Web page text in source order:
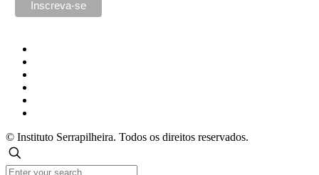
© Instituto Serrapilheira. Todos os direitos reservados.